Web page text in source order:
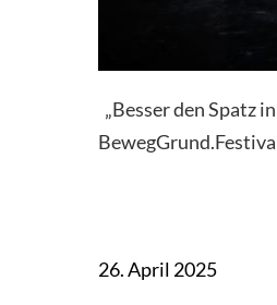
„Besser den Spatz
26. April 2025